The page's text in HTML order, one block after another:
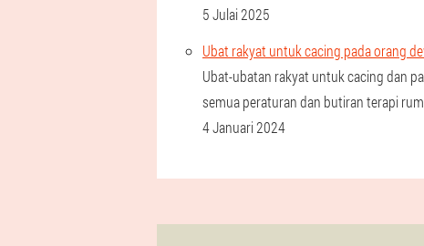
5 Julai 2025
Ubat rakyat untuk cacing pada orang
Ubat-ubatan rakyat untuk cacing dan
semua peraturan dan butiran terapi
4 Januari 2024